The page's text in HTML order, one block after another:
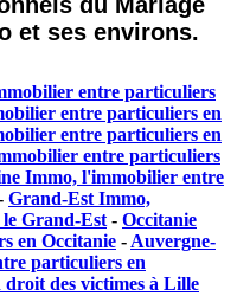
et ses environs.
entre particuliers
entre particuliers en
entre particuliers en
entre particuliers
Immo, l'immobilier entre
Grand-Est Immo,
Grand-Est - Occitanie
en Occitanie - Auvergne-
particuliers en
droit des victimes à Lille